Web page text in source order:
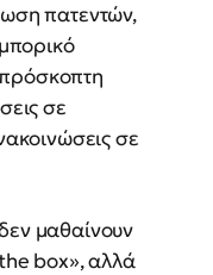
πατεντών,
σε
σε
μαθαίνουν
box», αλλά